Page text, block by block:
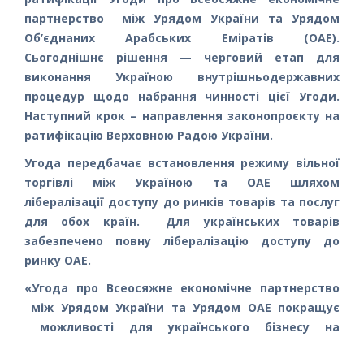
партнерство між Урядом України та Урядом
Об’єднаних Арабських Еміратів (ОАЕ).
Сьогоднішнє рішення — черговий етап для
виконання Україною внутрішньодержавних
процедур щодо набрання чинності цієї Угоди.
Наступний крок – направлення законопроєкту на
ратифікацію Верховною Радою України.
Угода передбачає встановлення режиму вільної
торгівлі між Україною та ОАЕ шляхом
лібералізації доступу до ринків товарів та послуг
для обох країн. Для українських товарів
забезпечено повну лібералізацію доступу до
ринку ОАЕ.
«Угода про Всеосяжне економічне партнерство
між Урядом України та Урядом ОАЕ покращує
можливості для українського бізнесу на